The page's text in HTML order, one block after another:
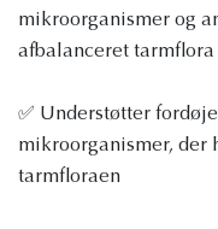
mikroorganismer og
afbalanceret
✅ Understøtter
mikroorganismer, der
tarmfloraen